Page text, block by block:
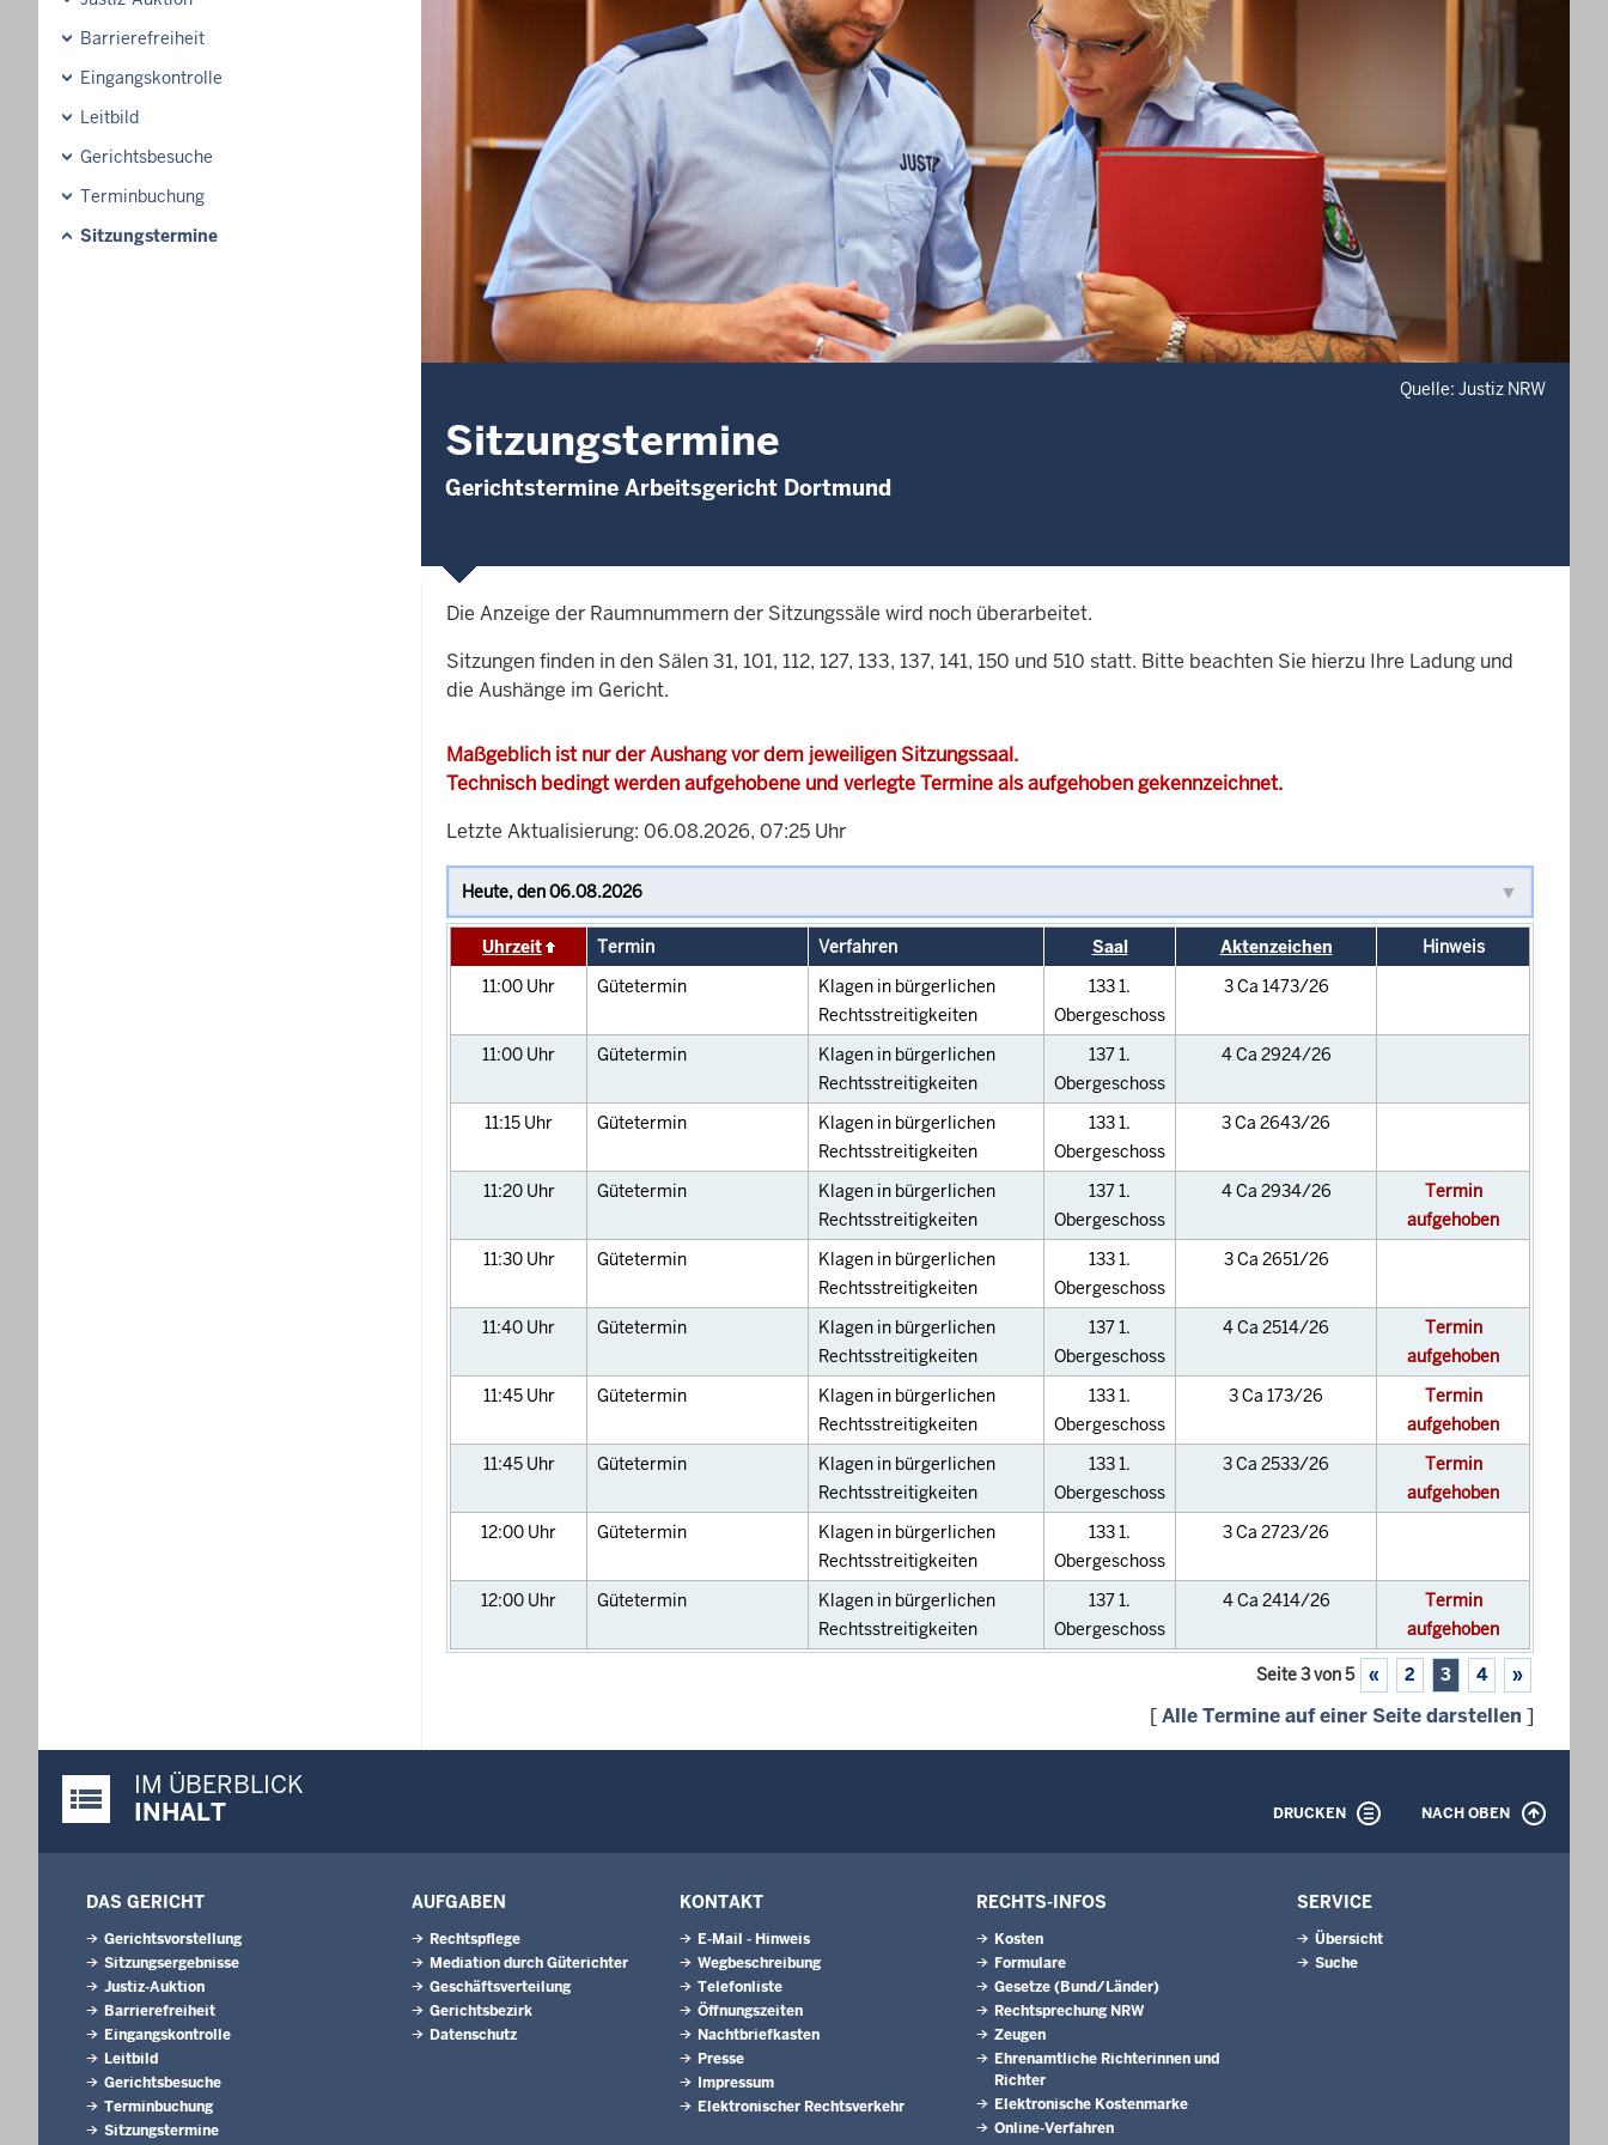
Barrierefreiheit
Eingangskontrolle
Leitbild
Gerichtsbesuche
Terminbuchung
Sitzungstermine
Quelle: Justiz NRW
Sitzungstermine
Gerichtstermine Arbeitsgericht Dortmund
Die Anzeige der Raumnummern der Sitzungssäle wird noch überarbeitet.
Sitzungen finden in den Sälen 31, 101, 112, 127, 133, 137, 141, 150 und 510 statt. Bitte beachten Sie hierzu Ihre Ladung und
die Aushänge im Gericht.
Maßgeblich ist nur der Aushang vor dem jeweiligen Sitzungssaal.
Technisch bedingt werden aufgehobene und verlegte Termine als aufgehoben gekennzeichnet.
Letzte Aktualisierung: 06.08.2026, 07:25 Uhr
Uhrzeit Termin Verfahren Saal Aktenzeichen
Hinweis
11:00 Uhr Gütetermin
Klagen in bürgerlichen
Rechtsstreitigkeiten
133 1.
Obergeschoss
3 Ca 1473/26
11:00 Uhr Gütetermin
Klagen in bürgerlichen
Rechtsstreitigkeiten
137 1.
Obergeschoss
4 Ca 2924/26
11:15 Uhr Gütetermin
Klagen in bürgerlichen
Rechtsstreitigkeiten
133 1.
Obergeschoss
3 Ca 2643/26
11:20 Uhr Gütetermin
Klagen in bürgerlichen
Rechtsstreitigkeiten
137 1.
Obergeschoss
4 Ca 2934/26
Termin
aufgehoben
11:30 Uhr Gütetermin
Klagen in bürgerlichen
Rechtsstreitigkeiten
133 1.
Obergeschoss
3 Ca 2651/26
11:40 Uhr Gütetermin
Klagen in bürgerlichen
Rechtsstreitigkeiten
137 1.
Obergeschoss
4 Ca 2514/26
Termin
aufgehoben
11:45 Uhr Gütetermin
Klagen in bürgerlichen
Rechtsstreitigkeiten
133 1.
Obergeschoss
3 Ca 173/26
Termin
aufgehoben
11:45 Uhr Gütetermin
Klagen in bürgerlichen
Rechtsstreitigkeiten
133 1.
Obergeschoss
3 Ca 2533/26
Termin
aufgehoben
12:00 Uhr Gütetermin
Klagen in bürgerlichen
Rechtsstreitigkeiten
133 1.
Obergeschoss
3 Ca 2723/26
12:00 Uhr Gütetermin
Klagen in bürgerlichen
Rechtsstreitigkeiten
137 1.
Obergeschoss
4 Ca 2414/26
Termin
aufgehoben
Seite 3 von 5 « 2 3 4 »
[Alle Termine auf einer Seite darstellen ]
Justiz-Portal im Überblick:
IM ÜBERBLICK
INHALT
DRUCKEN NACH OBEN
DAS GERICHT
Gerichtsvorstellung
Sitzungsergebnisse
Justiz-Auktion
Barrierefreiheit
Eingangskontrolle
Leitbild
Gerichtsbesuche
Terminbuchung
Sitzungstermine
AUFGABEN
Rechtspflege
Mediation durch Güterichter
Geschäftsverteilung
Gerichtsbezirk
Datenschutz
KONTAKT
E-Mail - Hinweis
Wegbeschreibung
Telefonliste
Öffnungszeiten
Nachtbriefkasten
Presse
Impressum
Elektronischer Rechtsverkehr
RECHTS-INFOS
Kosten
Formulare
Gesetze (Bund/Länder)
Rechtsprechung NRW
Zeugen
Ehrenamtliche Richterinnen und
Richter
Elektronische Kostenmarke
Online-Verfahren
SERVICE
Übersicht
Suche